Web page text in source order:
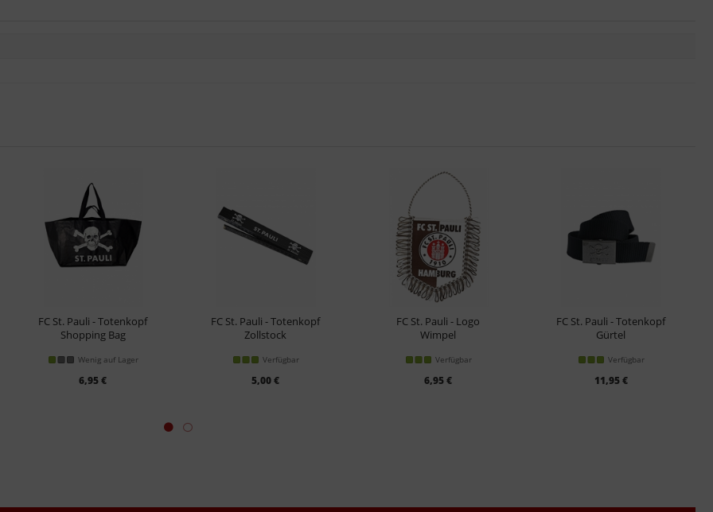
FC St. Pauli - Totenkopf
Shopping Bag
Wenig auf Lager
6,95 €
FC St. Pauli - Totenkopf
Zollstock
Verfügbar
5,00 €
FC St. Pauli - Logo
Wimpel
Verfügbar
6,95 €
FC St. Pauli - Totenkopf
Gürtel
Verfügbar
11,95 €